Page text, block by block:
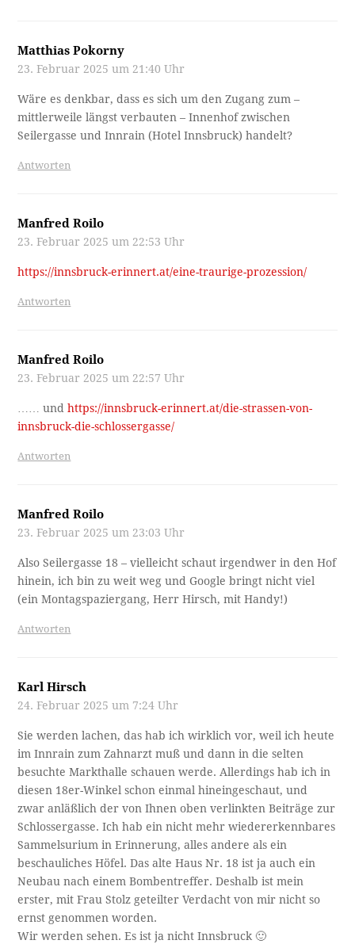
Matthias Pokorny
23. Februar 2025 um 21:40 Uhr
Wäre es denkbar, dass es sich um den Zugang zum –
mittlerweile längst verbauten – Innenhof zwischen
Seilergasse und Innrain (Hotel Innsbruck) handelt?
Antworten
Manfred Roilo
23. Februar 2025 um 22:53 Uhr
https://innsbruck-erinnert.at/eine-traurige-prozession/
Antworten
Manfred Roilo
23. Februar 2025 um 22:57 Uhr
…… undhttps://innsbruck-erinnert.at/die-strassen-von-
innsbruck-die-schlossergasse/
Antworten
Manfred Roilo
23. Februar 2025 um 23:03 Uhr
Also Seilergasse 18 – vielleicht schaut irgendwer in den Hof
hinein, ich bin zu weit weg und Google bringt nicht viel
(ein Montagspaziergang, Herr Hirsch, mit Handy!)
Antworten
Karl Hirsch
24. Februar 2025 um 7:24 Uhr
Sie werden lachen, das hab ich wirklich vor, weil ich heute
im Innrain zum Zahnarzt muß und dann in die selten
besuchte Markthalle schauen werde. Allerdings hab ich in
diesen 18er-Winkel schon einmal hineingeschaut, und
zwar anläßlich der von Ihnen oben verlinkten Beiträge zur
Schlossergasse. Ich hab ein nicht mehr wiedererkennbares
Sammelsurium in Erinnerung, alles andere als ein
beschauliches Höfel. Das alte Haus Nr. 18 ist ja auch ein
Neubau nach einem Bombentreffer. Deshalb ist mein
erster, mit Frau Stolz geteilter Verdacht von mir nicht so
ernst genommen worden.
Wir werden sehen. Es ist ja nicht Innsbruck 🙂